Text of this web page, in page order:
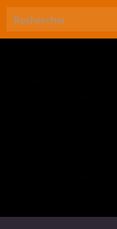
Search for: